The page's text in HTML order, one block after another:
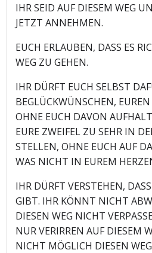
IHR SEID AUF DIESEM WEG
JETZT ANNEHMEN.
EUCH ERLAUBEN, DASS ES
WEG ZU GEHEN.
IHR DÜRFT EUCH SELBST
BEGLÜCKWÜNSCHEN,
OHNE EUCH DAVON
EURE ZWEIFEL ZU SEHR IN
STELLEN, OHNE EUCH AUF
WAS NICHT IN EUREM
IHR DÜRFT VERSTEHEN,
GIBT. IHR KÖNNT NICHT
DIESEN WEG NICHT
NUR VERIRREN AUF DIESEM
NICHT MÖGLICH DIESEN